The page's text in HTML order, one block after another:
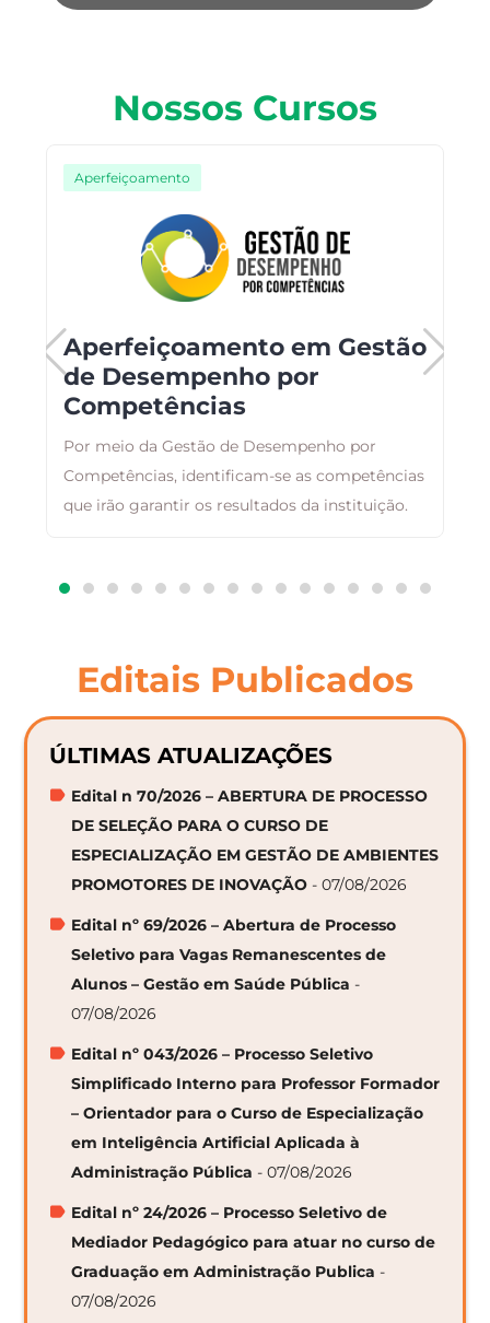
Nossos Cursos
Aperfeiçoamento
Aperfeiçoamento em Gestão
de Desempenho por
Competências
Por meio da Gestão de Desempenho por
Competências, identificam-se as competências
que irão garantir os resultados da instituição.
Editais Publicados
ÚLTIMAS ATUALIZAÇÕES
Edital n 70/2026 – ABERTURA DE PROCESSO
DE SELEÇÃO PARA O CURSO DE
ESPECIALIZAÇÃO EM GESTÃO DE AMBIENTES
PROMOTORES DE INOVAÇÃO - 07/08/2026
Edital nº 69/2026 – Abertura de Processo
Seletivo para Vagas Remanescentes de
Alunos – Gestão em Saúde Pública -
07/08/2026
Edital nº 043/2026 – Processo Seletivo
Simplificado Interno para Professor Formador
– Orientador para o Curso de Especialização
em Inteligência Artificial Aplicada à
Administração Pública - 07/08/2026
Edital nº 24/2026 – Processo Seletivo de
Mediador Pedagógico para atuar no curso de
Graduação em Administração Publica -
07/08/2026